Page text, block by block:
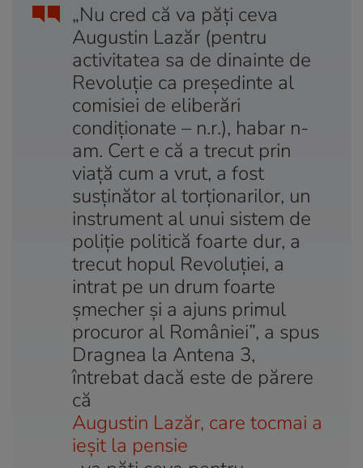
„Nu cred că va păţi ceva
Augustin Lazăr (pentru
activitatea sa de dinainte de
Revoluţie ca preşedinte al
comisiei de eliberări
condiţionate – n.r.), habar n-
am. Cert e că a trecut prin
viaţă cum a vrut, a fost
susţinător al torţionarilor, un
instrument al unui sistem de
poliţie politică foarte dur, a
trecut hopul Revoluţiei, a
intrat pe un drum foarte
şmecher şi a ajuns primul
procuror al României”, a spus
Dragnea la Antena 3,
întrebat dacă este de părere
că
Augustin Lazăr, care tocmai a
ieşit la pensie